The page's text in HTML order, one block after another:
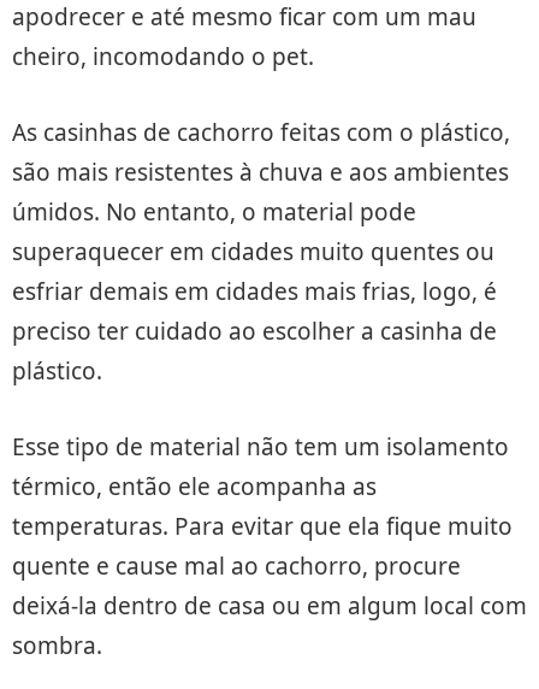
apodrecer e até mesmo ficar com um mau
cheiro, incomodando o pet.
As casinhas de cachorro feitas com o plástico,
são mais resistentes à chuva e aos ambientes
úmidos. No entanto, o material pode
superaquecer em cidades muito quentes ou
esfriar demais em cidades mais frias, logo, é
preciso ter cuidado ao escolher a casinha de
plástico.
Esse tipo de material não tem um isolamento
térmico, então ele acompanha as
temperaturas. Para evitar que ela fique muito
quente e cause mal ao cachorro, procure
deixá-la dentro de casa ou em algum local com
sombra.